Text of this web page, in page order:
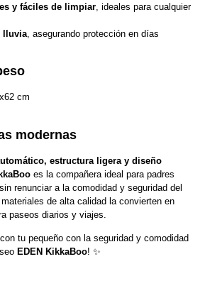
y fáciles de limpiar , ideales para cualquier
lluvia , asegurando protección en días
cm
modernas
estructura ligera y diseño
es la compañera ideal para padres
renunciar a la comodidad y seguridad del
de alta calidad la convierten en
paseos diarios y viajes.
tu pequeño con la seguridad y comodidad
EDEN KikkaBoo! ✨